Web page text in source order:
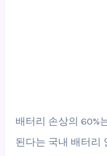
배터리 손상의 60%
된다는 국내 배터리